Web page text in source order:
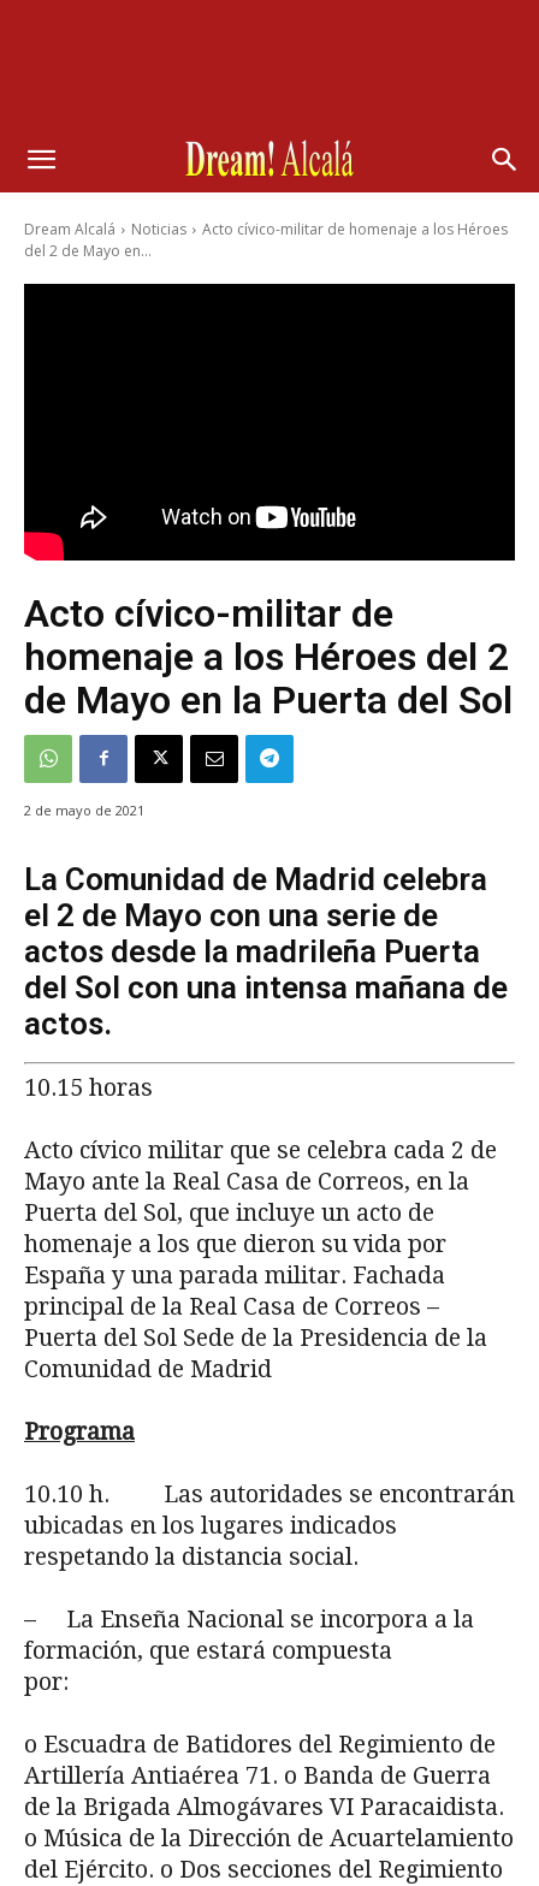
Dream Alcalá Noticias
Acto cívico-militar de homenaje a los Héroes
del 2 de Mayo en...
Acto cívico-militar de
homenaje a los Héroes del 2
de Mayo en la Puerta del Sol
2 de mayo de 2021
La Comunidad de Madrid celebra
el 2 de Mayo con una serie de
actos desde la madrileña Puerta
del Sol con una intensa mañana de
actos.
10.15 horas
Acto cívico militar que se celebra cada 2 de
Mayo ante la Real Casa de Correos, en la
Puerta del Sol, que incluye un acto de
homenaje a los que dieron su vida por
España y una parada militar. Fachada
principal de la Real Casa de Correos –
Puerta del Sol Sede de la Presidencia de la
Comunidad de Madrid
Programa
10.10 h. Las autoridades se encontrarán
ubicadas en los lugares indicados
respetando la distancia social.
– La Enseña Nacional se incorpora a la
formación, que estará compuesta
por:
o Escuadra de Batidores del Regimiento de
Artillería Antiaérea 71. o Banda de Guerra
de la Brigada Almogávares VI Paracaidista.
o Música de la Dirección de Acuartelamiento
del Ejército. o Dos secciones del Regimiento